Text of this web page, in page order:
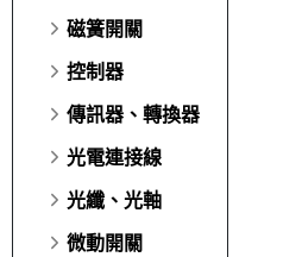
磁簧開關
控制器
傳訊器、轉換器
光電連接線
光纖、光軸
微動開關